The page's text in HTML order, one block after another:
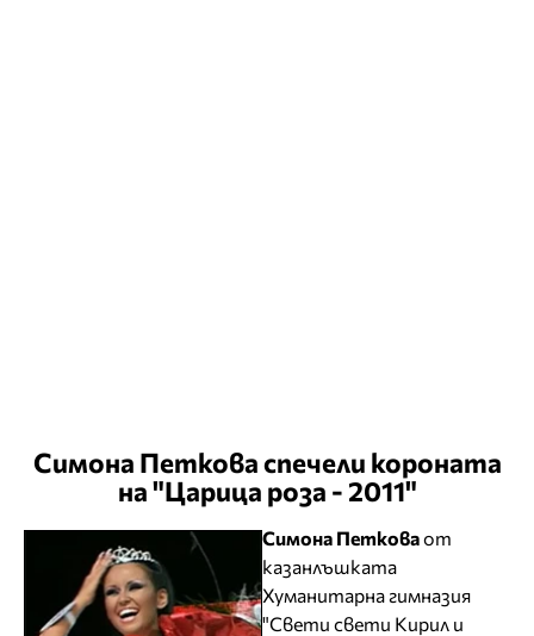
Симона Петкова спечели короната
на "Царица роза - 2011"
Симона Петковаот
казанлъшката
Хуманитарна гимназия
"Свети свети Кирил и